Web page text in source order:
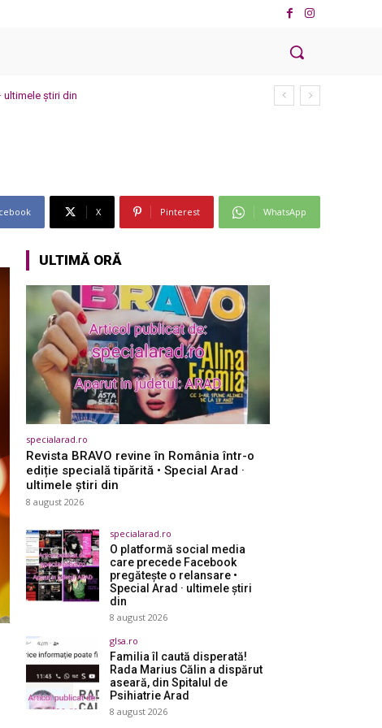
ultimele știri din
X Pinterest WhatsApp
ULTIMĂ ORĂ
specialarad.ro
Revista BRAVO revine în România într-o
ediție specială tipărită • Special Arad ·
ultimele știri din
8 august 2026
specialarad.ro
O platformă social media
care precede Facebook
pregătește o relansare •
Special Arad · ultimele știri
din
8 august 2026
glsa.ro
Familia îl caută disperată!
Rada Marius Călin a dispărut
aseară, din Spitalul de
Psihiatrie Arad
8 august 2026